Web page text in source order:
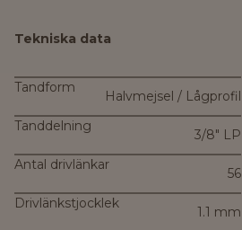
Tekniska data
Tandform
Halvmejsel / Lågprofil
Tanddelning
3/8" LP
Antal drivlänkar
56
Drivlänkstjocklek
1.1 mm